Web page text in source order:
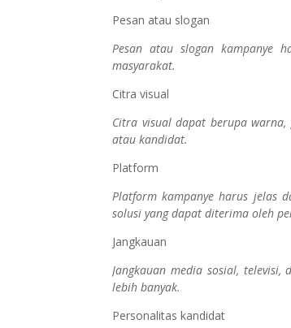
Pesan atau slogan
Pesan atau slogan kampanye
masyarakat.
Citra visual
Citra visual dapat berupa
atau kandidat.
Platform
Platform kampanye harus jelas
solusi yang dapat diterima oleh
Jangkauan
Jangkauan media sosial,
lebih banyak.
Personalitas kandidat